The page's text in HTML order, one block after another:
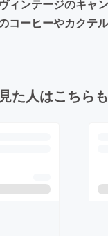
ィンテージのキャ
コーヒーやカクテ
た人はこちら